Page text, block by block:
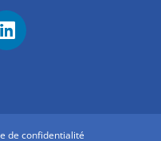
de confidentialité